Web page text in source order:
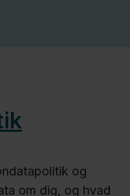
og
om dig, og hvad